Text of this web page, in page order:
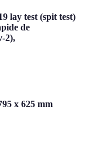
lay test (spit test)
de
2),
x 625 mm